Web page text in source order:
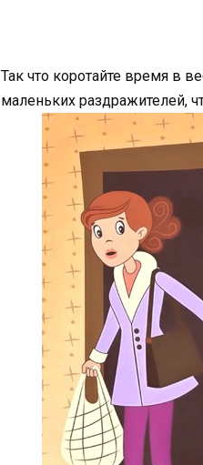
Так что коротайте время в
маленьких раздражителей,